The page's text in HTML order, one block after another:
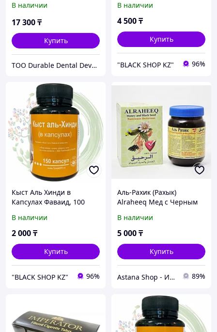
В наличии
17 300₸
Купить
ТОО Durable Dental Development
В наличии
4 500₸
Купить
"BLACK SHOP KZ" 96%
Кыст Аль Хинди в
Капсулах Фаваид, 100
В наличии
2 000₸
Купить
"BLACK SHOP KZ" 96%
Аль-Рахик (Рахык)
Alraheeq Мед с Черным
В наличии
5 000₸
Купить
Astana Shop - Интернет Магазин 89%